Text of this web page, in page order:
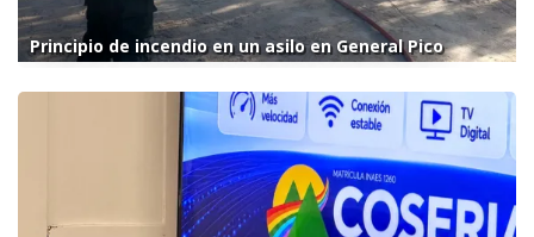
Principio de incendio en un asilo en General Pico